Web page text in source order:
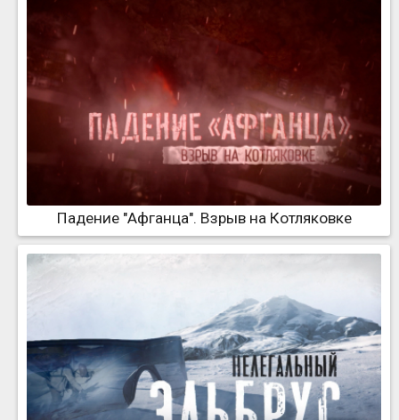
Падение "Афганца". Взрыв на Котляковке